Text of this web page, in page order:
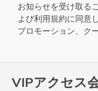
VIPアクセス
お知らせを受け取る
よび利用規約に同意
プロモーション、ク